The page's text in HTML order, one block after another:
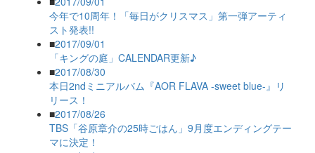
今年で10周年！「毎日がクリスマス」第一弾アーティ
スト発表!!
■2017/09/01
「キングの庭」CALENDAR更新♪
■2017/08/30
本日2ndミニアルバム『AOR FLAVA -sweet blue-』リ
リース！
■2017/08/26
TBS「谷原章介の25時ごはん」9月度エンディングテー
マに決定！